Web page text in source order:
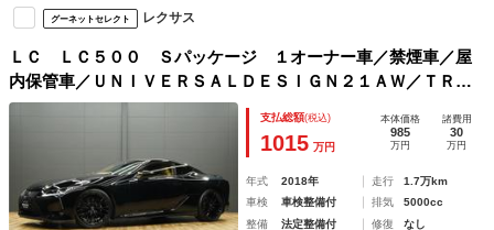
グーネットセレクト レクサス
ＬＣ ＬＣ５００ Ｓパッケージ １オーナー車／禁煙車／屋
内保管車／ＵＮＩＶＥＲＳＡＬＤＥＳＩＧＮ２１ＡＷ／ＴＲＤ
エアロ＆ウイング／全面ブラックカスタム／ＣＦＲＰルーフ／
スカッフクリア塗装／茶本革シート（冷温付）／ＨＵＤ／ＥＴ
支払総額(税込)
1015 万円
本体価格
985
万円
諸費用
30
万円
年式 2018年 走行
1.7万km
車検
車検整備付 排気
5000cc
整備
法定整備付 修復
なし